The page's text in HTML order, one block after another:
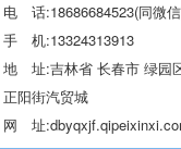
电 话:18686684523(同微
手 机:13324313913
地 址:吉林省 长春市 绿园
正阳街汽贸城
网 址: